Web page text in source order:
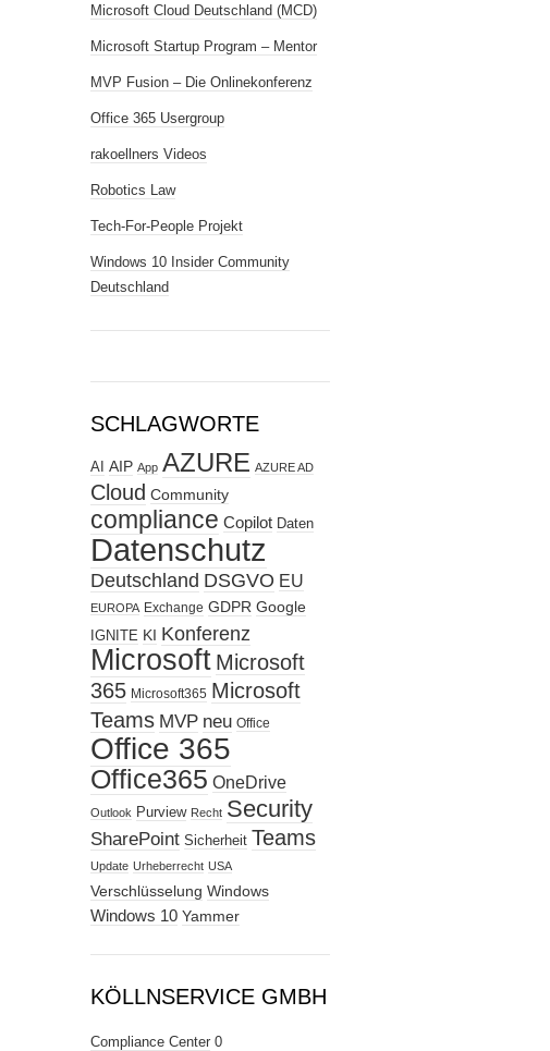
Microsoft Cloud Deutschland (MCD)
Microsoft Startup Program – Mentor
MVP Fusion – Die Onlinekonferenz
Office 365 Usergroup
rakoellners Videos
Robotics Law
Tech-For-People Projekt
Windows 10 Insider Community
Deutschland
SCHLAGWORTE
AI AIP App AZURE AZURE AD
Cloud Community
compliance Copilot Daten
Datenschutz
Deutschland DSGVO EU
EUROPA Exchange GDPR Google
IGNITE KI Konferenz
Microsoft Microsoft
365 Microsoft365 Microsoft
Teams MVP neu Office
Office 365
Office365 OneDrive
Outlook Purview Recht Security
SharePoint Sicherheit Teams
Update Urheberrecht USA
Verschlüsselung Windows
Windows 10 Yammer
KÖLLNSERVICE GMBH
Compliance Center 0